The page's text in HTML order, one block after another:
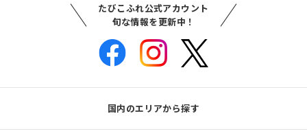
たびこふれ公式アカウント
旬な情報を更新中！
国内のエリアから探す